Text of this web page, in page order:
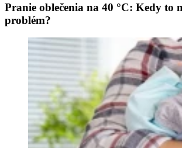
Pranie oblečenia na 40 °C: Kedy to
problém?